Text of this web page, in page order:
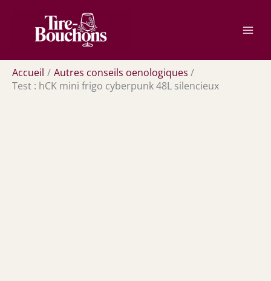
contenu
Accueil
Autres conseils oenologiques
Test : hCK mini frigo cyberpunk 48L silencieux